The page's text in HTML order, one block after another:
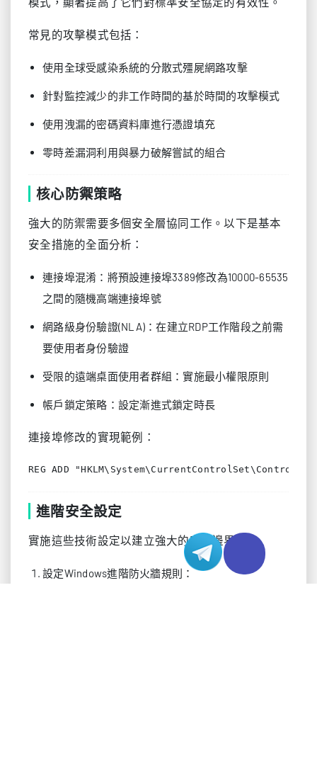
常見的攻擊模式包括：
使用全球受感染系統的分散式殭屍網路攻擊
針對監控減少的非工作時間的基於時間的攻擊模式
使用洩漏的密碼資料庫進行憑證填充
零時差漏洞利用與暴力破解嘗試的組合
核心防禦策略
強大的防禦需要多個安全層協同工作。以下是基本
安全措施的全面分析：
連接埠混淆：將預設連接埠3389修改為10000-65535
之間的隨機高端連接埠號
網路級身份驗證(NLA)：在建立RDP工作階段之前需
要使用者身份驗證
受限的遠端桌面使用者群組：實施最小權限原則
帳戶鎖定策略：設定漸進式鎖定時長
連接埠修改的實現範例：
進階安全設定
實施這些技術設定以建立強大的安全邊界：
設定Windows進階防火牆規則：